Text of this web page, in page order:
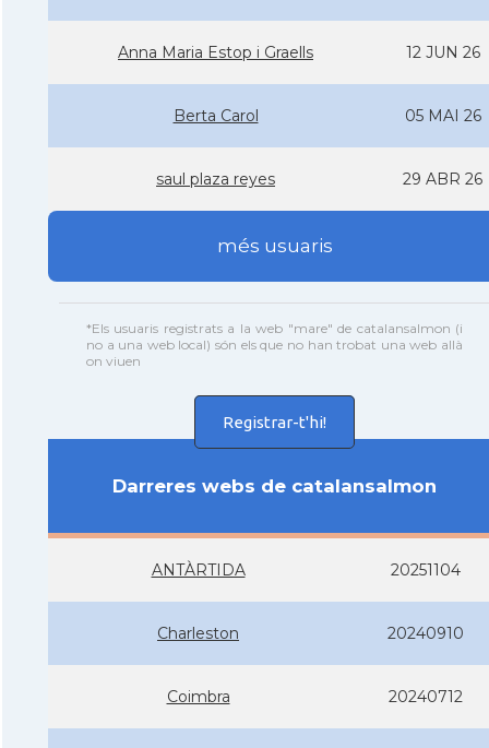
Anna Maria Estop i Graells 12 JUN 26
Berta Carol 05 MAI 26
saul plaza reyes 29 ABR 26
més usuaris
*Els usuaris registrats a la web "mare" de catalansalmon (i
no a una web local) són els que no han trobat una web allà
on viuen
Registrar-t'hi!
Darreres webs de catalansalmon
ANTÀRTIDA 20251104
Charleston 20240910
Coimbra 20240712